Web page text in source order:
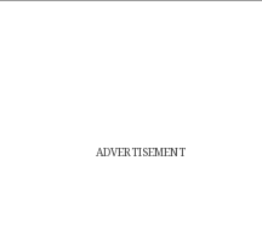
ADVERTISEMENT